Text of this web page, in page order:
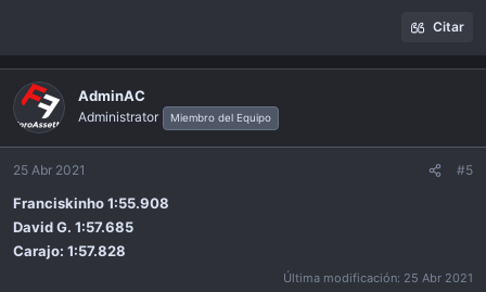
Citar
AdminAC
Administrator Miembro del Equipo
25 Abr 2021 #5
Franciskinho 1:55.908
David G. 1:57.685
Carajo: 1:57.828
Última modificación: 25 Abr 2021